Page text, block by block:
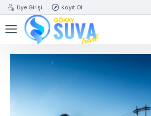
Üye Girişi Kayıt Ol